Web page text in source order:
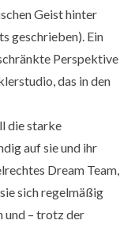
Geist hinter
geschrieben). Ein
Perspektive
das in den
die starke
auf sie und ihr
Dream Team,
sich regelmäßig
und – trotz der